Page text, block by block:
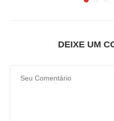
DEIXE UM